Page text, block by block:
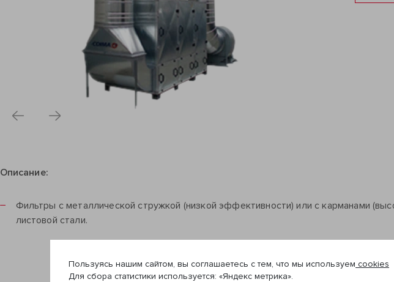
Пользуясь нашим сайтом, вы соглашаетесь с тем, что мы используем cookies
Для сбора статистики используется: «Яндекс метрика».
Описание:
Фильтры с металлической стружкой (низкой эффективности) или с карманами
листовой стали.